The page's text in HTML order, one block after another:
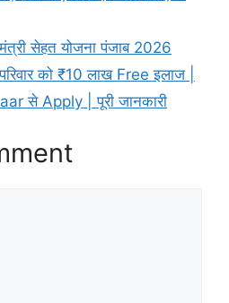
सेहत योजना पंजाब 2026
को ₹10 लाख Free इलाज |
से Apply | पूरी जानकारी